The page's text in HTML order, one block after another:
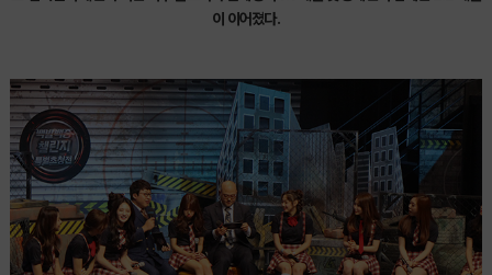
이 이어졌다.